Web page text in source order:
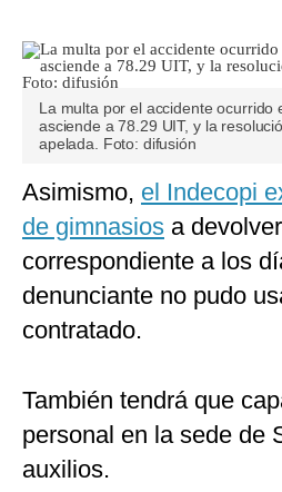
La multa por el accidente ocurrido
asciende a 78.29 UIT, y la
apelada. Foto: difusión
Asimismo, el Indecopi
de gimnasios a
correspondiente a los
denunciante no pudo
contratado.
También tendrá que
personal en la sede de
auxilios.